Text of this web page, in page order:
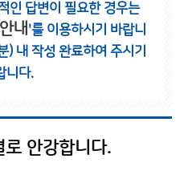
인 답변이 필요한 경우는
내 '를 이용하시기 바랍니
) 내 작성 완료하여 주시기
니다.
안강합니다.